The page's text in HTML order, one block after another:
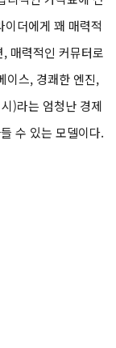
더에게 꽤 매력적
매력적인 커뮤터로
이스, 경쾌한 엔진,
)라는 엄청난 경제
수 있는 모델이다.